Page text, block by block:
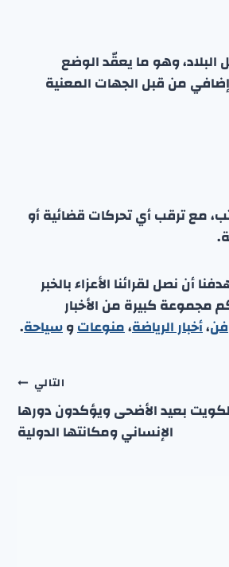
البلاد، وهو ما يعقّد الوضع
من قبل الجهات المعنية
مع ترقب أي تحركات قضائية أو
نصل لقرائنا الأعزاء بالخبر
مجموعة كبيرة من الأخبار
فن،أخبار الرياضة،منوعاتوسياحة.
التالي
بعيد الأضحى ويؤكدون دورها
الإنساني ومكانتها الدولية